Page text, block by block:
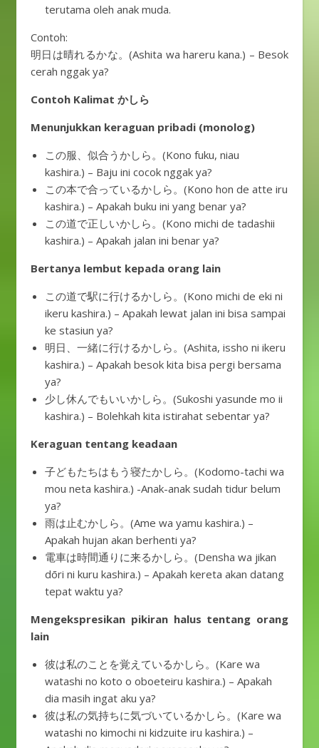
terutama oleh anak muda.
Contoh:
明日は晴れるかな。(Ashita wa hareru kana.) – Besok
cerah nggak ya?
Contoh Kalimat かしら
Menunjukkan keraguan pribadi (monolog)
この服、似合うかしら。(Kono fuku, niau
kashira.) – Baju ini cocok nggak ya?
この本で合っているかしら。(Kono hon de atte iru
kashira.) – Apakah buku ini yang benar ya?
この道で正しいかしら。(Kono michi de tadashii
kashira.) – Apakah jalan ini benar ya?
Bertanya lembut kepada orang lain
この道で駅に行けるかしら。(Kono michi de eki ni
ikeru kashira.) – Apakah lewat jalan ini bisa sampai
ke stasiun ya?
明日、一緒に行けるかしら。(Ashita, issho ni ikeru
kashira.) – Apakah besok kita bisa pergi bersama
ya?
少し休んでもいいかしら。(Sukoshi yasunde mo ii
kashira.) – Bolehkah kita istirahat sebentar ya?
Keraguan tentang keadaan
子どもたちはもう寝たかしら。(Kodomo-tachi wa
mou neta kashira.) -Anak-anak sudah tidur belum
ya?
雨は止むかしら。(Ame wa yamu kashira.) –
Apakah hujan akan berhenti ya?
電車は時間通りに来るかしら。(Densha wa jikan
dōri ni kuru kashira.) – Apakah kereta akan datang
tepat waktu ya?
Mengekspresikan pikiran halus tentang orang
lain
彼は私のことを覚えているかしら。(Kare wa
watashi no koto o oboeteiru kashira.) – Apakah
dia masih ingat aku ya?
彼は私の気持ちに気づいているかしら。(Kare wa
watashi no kimochi ni kidzuite iru kashira.) –